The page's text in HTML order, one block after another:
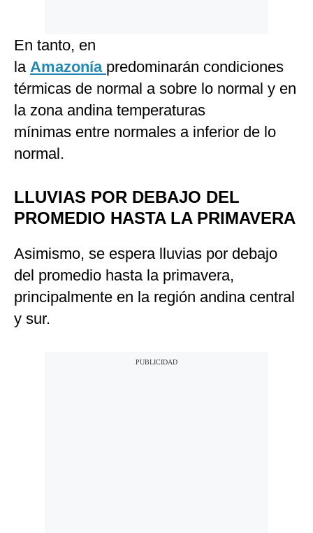
En tanto, en
la Amazonía predominarán condiciones
térmicas de normal a sobre lo normal y en
la zona andina temperaturas
mínimas entre normales a inferior de lo
normal.
LLUVIAS POR DEBAJO DEL
PROMEDIO HASTA LA PRIMAVERA
Asimismo, se espera lluvias por debajo
del promedio hasta la primavera,
principalmente en la región andina central
y sur.